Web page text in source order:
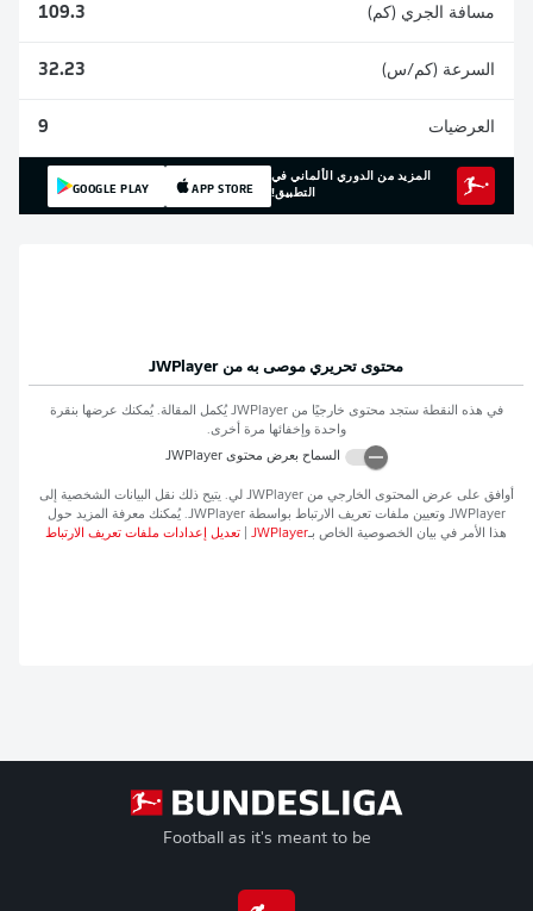
مسافة الجري (كم) 109.3
السرعة (كم/س) 32.23
العرضيات 9
المزيد من الدوري الألماني في
التطبيق!
APP STORE
GOOGLE PLAY
محتوى تحريري موصى به من JWPlayer
في هذه النقطة ستجد محتوى خارجيًا منJWPlayer يُكمل المقالة. يُمكنك عرضها بنقرة
واحدة وإخفائها مرة أخرى.
السماح بعرض محتوىJWPlayer
أوافق على عرض المحتوى الخارجي منJWPlayer لي. يتيح ذلك نقل البيانات الشخصية إلى
JWPlayer وتعيين ملفات تعريف الارتباط بواسطةJWPlayer. يُمكنك معرفة المزيد حول
هذا الأمر في بيان الخصوصية الخاص بـJWPlayer تعديل إعدادات ملفات تعريف الارتباط
Football as it's meant to be